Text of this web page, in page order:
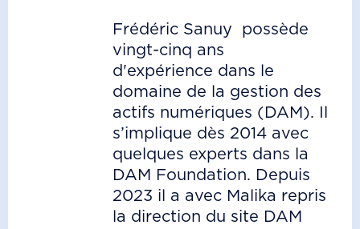
Frédéric Sanuy possède
vingt-cinq ans
d'expérience dans le
domaine de la gestion des
actifs numériques (DAM). Il
s’implique dès 2014 avec
quelques experts dans la
DAM Foundation. Depuis
2023 il a avec Malika repris
la direction du site DAM